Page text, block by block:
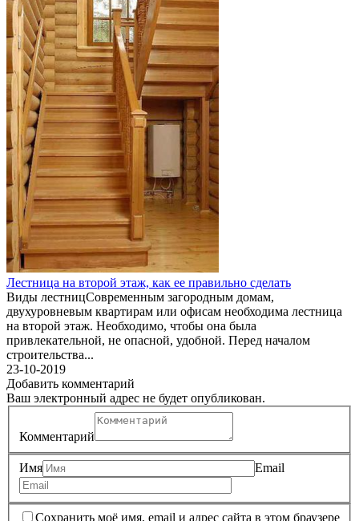
Лестница на второй этаж, как ее правильно сделать
Виды лестницСовременным загородным домам,
двухуровневым квартирам или офисам необходима лестница
на второй этаж. Необходимо, чтобы она была
привлекательной, не опасной, удобной. Перед началом
строительства...
23-10-2019
Добавить комментарий
Ваш электронный адрес не будет опубликован.
Комментарий
Имя Email
Сохранить моё имя, email и адрес сайта в этом браузере